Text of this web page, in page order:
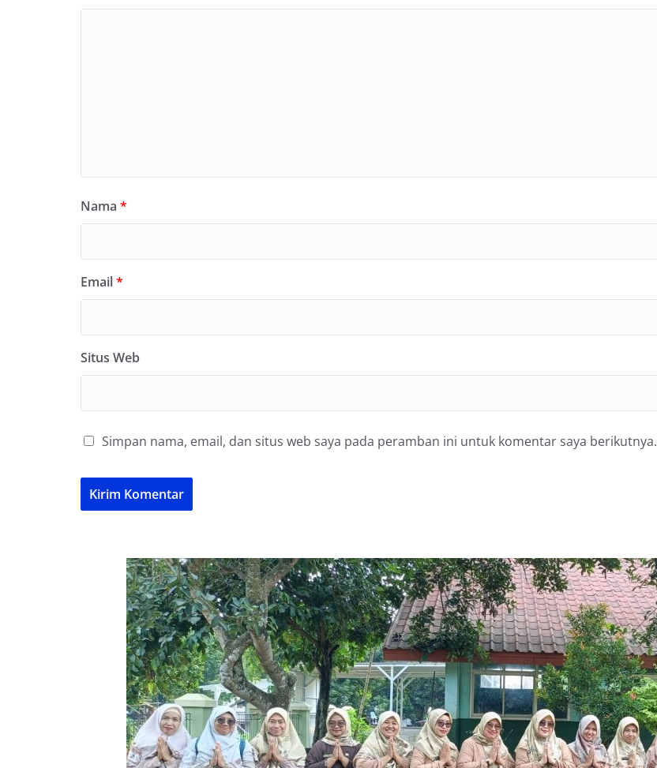
Nama *
Email*
Situs Web
Simpan nama, email, dan situs web saya pada peramban ini untuk komentar saya berikutnya.